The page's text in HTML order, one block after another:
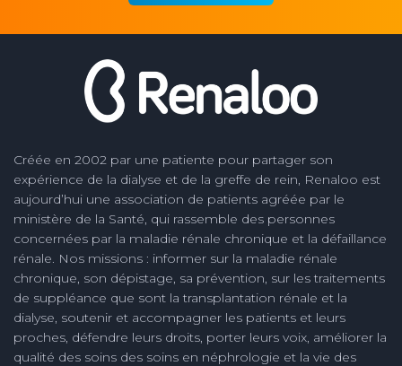
Créée en 2002 par une patiente pour partager son
expérience de la dialyse et de la greffe de rein, Renaloo est
aujourd’hui une association de patients agréée par le
ministère de la Santé, qui rassemble des personnes
concernées par la maladie rénale chronique et la défaillance
rénale. Nos missions : informer sur la maladie rénale
chronique, son dépistage, sa prévention, sur les traitements
de suppléance que sont la transplantation rénale et la
dialyse, soutenir et accompagner les patients et leurs
proches, défendre leurs droits, porter leurs voix, améliorer la
qualité des soins des soins en néphrologie et la vie des